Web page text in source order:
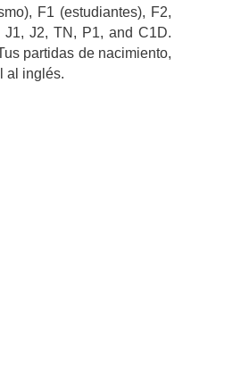
F1 (estudiantes), F2,
J1, J2, TN, P1, and C1D.
partidas de nacimiento,
al inglés.